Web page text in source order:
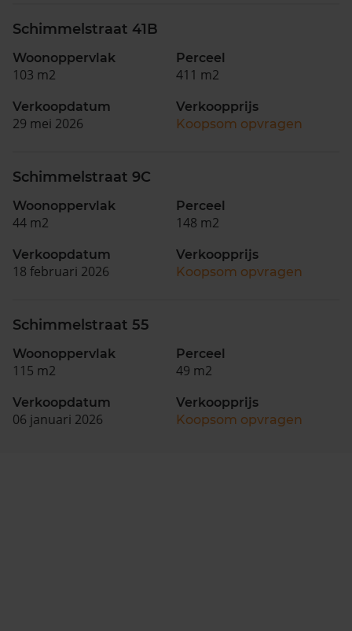
Schimmelstraat 41B
Woonoppervlak
103 m2
Perceel
411 m2
Verkoopdatum
29 mei 2026
Verkoopprijs
Koopsom opvragen
Schimmelstraat 9C
Woonoppervlak
44 m2
Perceel
148 m2
Verkoopdatum
18 februari 2026
Verkoopprijs
Koopsom opvragen
Schimmelstraat 55
Woonoppervlak
115 m2
Perceel
49 m2
Verkoopdatum
06 januari 2026
Verkoopprijs
Koopsom opvragen